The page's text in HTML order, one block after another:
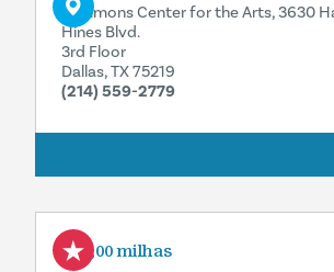
Sammons Center for the Arts, 3630
Hines Blvd.
3rd Floor
Dallas, TX 75219
(214) 559-2779
0,00 milhas